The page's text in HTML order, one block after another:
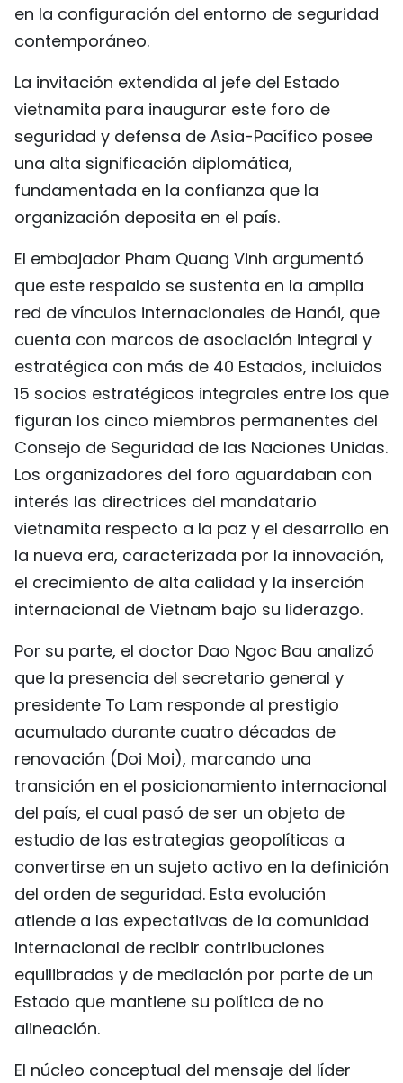
en la configuración del entorno de seguridad
contemporáneo.
La invitación extendida al jefe del Estado
vietnamita para inaugurar este foro de
seguridad y defensa de Asia-Pacífico posee
una alta significación diplomática,
fundamentada en la confianza que la
organización deposita en el país.
El embajador Pham Quang Vinh argumentó
que este respaldo se sustenta en la amplia
red de vínculos internacionales de Hanói, que
cuenta con marcos de asociación integral y
estratégica con más de 40 Estados, incluidos
15 socios estratégicos integrales entre los que
figuran los cinco miembros permanentes del
Consejo de Seguridad de las Naciones Unidas.
Los organizadores del foro aguardaban con
interés las directrices del mandatario
vietnamita respecto a la paz y el desarrollo en
la nueva era, caracterizada por la innovación,
el crecimiento de alta calidad y la inserción
internacional de Vietnam bajo su liderazgo.
Por su parte, el doctor Dao Ngoc Bau analizó
que la presencia del secretario general y
presidente To Lam responde al prestigio
acumulado durante cuatro décadas de
renovación (Doi Moi), marcando una
transición en el posicionamiento internacional
del país, el cual pasó de ser un objeto de
estudio de las estrategias geopolíticas a
convertirse en un sujeto activo en la definición
del orden de seguridad. Esta evolución
atiende a las expectativas de la comunidad
internacional de recibir contribuciones
equilibradas y de mediación por parte de un
Estado que mantiene su política de no
alineación.
El núcleo conceptual del mensaje del líder